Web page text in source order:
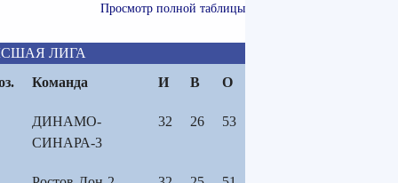
Просмотр полной таблицы
ЛИГА
Команда И В О
ДИНАМО-
СИНАРА-3
32 26 53